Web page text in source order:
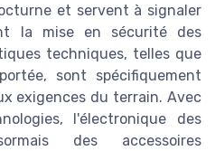
et servent à signaler
la mise en sécurité des
techniques, telles que
sont spécifiquement
exigences du terrain. Avec
l'électronique des
des accessoires